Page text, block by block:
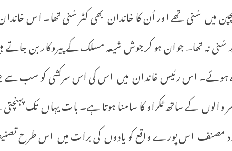
میں سُنی تھے اور اُن کا خاندان بھی کٹر سُنی تھا۔ اس
پر سُنی نہ تھا۔ جوان ہو کر جوش شیعہ مسلک کے پیروکار
ہوئے۔ اس رئیس خاندان میں اس کی اس سرکشی کو سب سے بڑا
کے ساتھ ٹکراو کا سامنا ہوتا ہے۔ بات یہاں تک
خود مصنف اس پورے واقع کو یادوں کی برات میں اس